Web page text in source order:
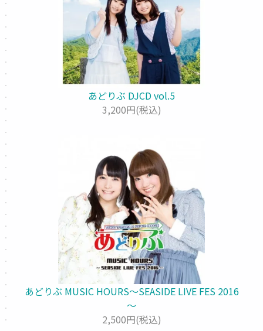
あどりぶ DJCD vol.5
3,200円(税込)
あどりぶ MUSIC HOURS～SEASIDE LIVE FES 2016
～
2,500円(税込)